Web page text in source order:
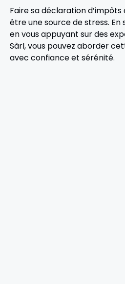
Faire sa déclaration
être une source de stress. En
en vous appuyant sur des
Sàrl, vous pouvez aborder
avec confiance et sérénité.